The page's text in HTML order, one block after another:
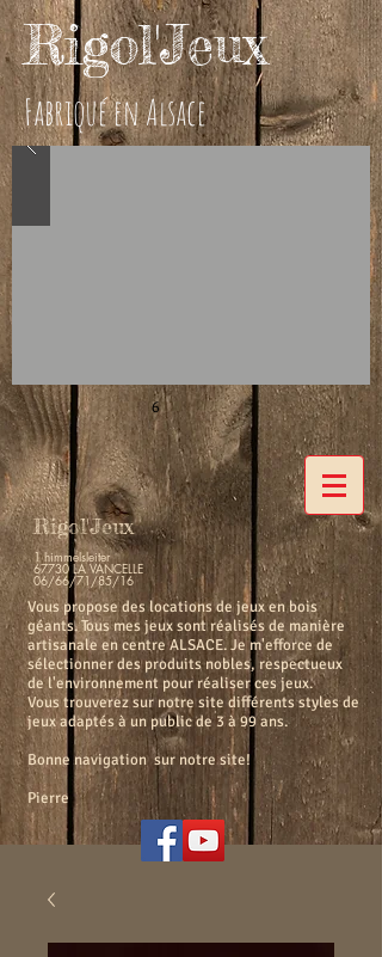
Rigol'Jeux
Fabriqué en Alsace
6
Rigol'Jeux
1 himmelsleiter
67730 LA VANCELLE
06/66/71/85/16
Vous propose des locations de jeux en bois
géants. Tous mes jeux sont réalisés de manière
artisanale en centre ALSACE. Je m'efforce de
sélectionner des produits nobles, respectueux
de l'environnement pour réaliser ces jeux.
Vous trouverez sur notre site différents styles de
jeux adaptés à un public de 3 à 99 ans.
Bonne navigation sur notre site!
Pierre